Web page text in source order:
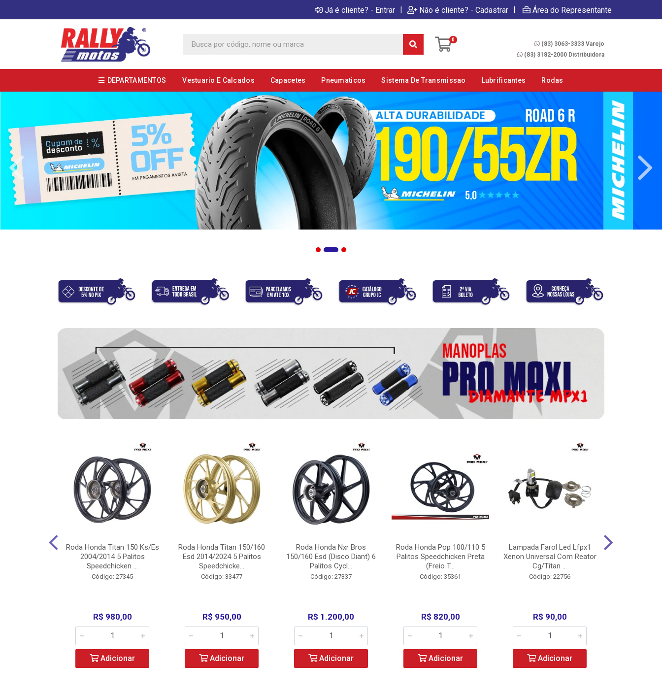
Já é cliente? - Entrar | Não é cliente? - Cadastrar | Área do Representante
0
(83) 3063-3333 Varejo
(83) 3182-2000 Distribuidora
DEPARTAMENTOS Vestuario E Calcados Capacetes Pneumaticos Sistema De Transmissao Lubrificantes Rodas
Roda Honda Titan 150 Ks/Es
2004/2014 5 Palitos
Speedchicken ...
Código: 27345
R$ 980,00
Adicionar
Roda Honda Titan 150/160
Esd 2014/2024 5 Palitos
Speedchicke...
Código: 33477
R$ 950,00
Adicionar
Roda Honda Nxr Bros
150/160 Esd (Disco Diant) 6
Palitos Cycl...
Código: 27337
R$ 1.200,00
Adicionar
Roda Honda Pop 100/110 5
Palitos Speedchicken Preta
(Freio T...
Código: 35361
R$ 820,00
Adicionar
Lampada Farol Led Lfpx1
Xenon Universal Com Reator
Cg/Titan ...
Código: 22756
R$ 90,00
Adicionar